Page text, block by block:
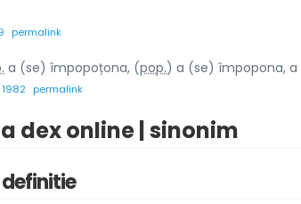
permalink
a (se) împopoțona, (pop.) a (se) împopona,
permalink
dex online | sinonim